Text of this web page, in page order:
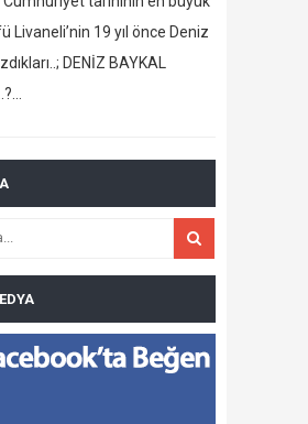
Livaneli’nin 19 yıl önce Deniz
DENİZ BAYKAL